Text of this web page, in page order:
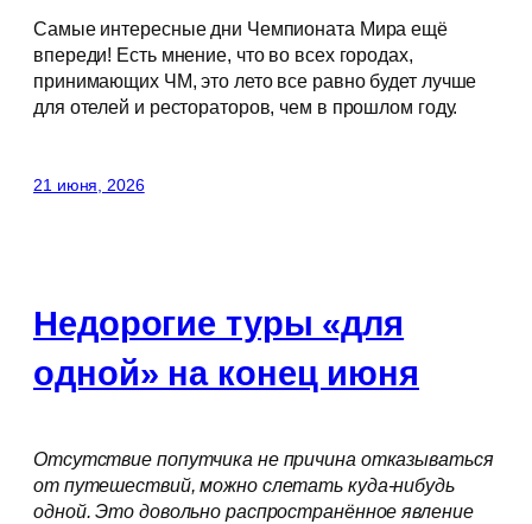
Самые интересные дни Чемпионата Мира ещё
впереди! Есть мнение, что во всех городах,
принимающих ЧМ, это лето все равно будет лучше
для отелей и рестораторов, чем в прошлом году.
21 июня, 2026
Недорогие туры «для
одной» на конец июня
Отсутствие попутчика не причина отказываться
от путешествий, можно слетать куда-нибудь
одной. Это довольно распространённое явление